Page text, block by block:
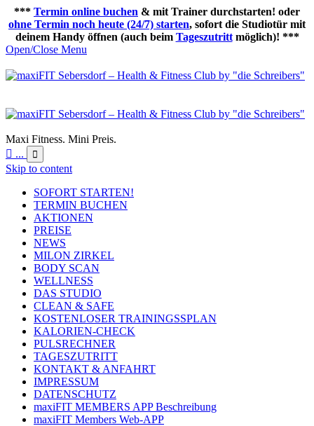
*** Termin online buchen & mit Trainer durchstarten! oder
ohne Termin noch heute (24/7) starten, sofort die Studiotür mit
deinem Handy öffnen (auch beim Tageszutrittmöglich)! ***
Open/Close Menu
Maxi Fitness. Mini Preis.
 ... 
Skip to content
SOFORT STARTEN!
TERMIN BUCHEN
AKTIONEN
PREISE
NEWS
MILON ZIRKEL
BODY SCAN
WELLNESS
DAS STUDIO
CLEAN & SAFE
KOSTENLOSER TRAININGSSPLAN
KALORIEN-CHECK
PULSRECHNER
TAGESZUTRITT
KONTAKT & ANFAHRT
IMPRESSUM
DATENSCHUTZ
maxiFIT MEMBERS APP Beschreibung
maxiFIT Members Web-APP